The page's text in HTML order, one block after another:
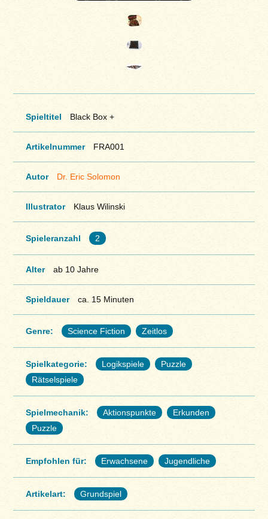
Spieltitel Black Box +
Artikelnummer FRA001
Autor Dr. Eric Solomon
Illustrator Klaus Wilinski
Spieleranzahl 2
Alter ab 10 Jahre
Spieldauer ca. 15 Minuten
Genre: Science Fiction Zeitlos
Spielkategorie: Logikspiele
Puzzle
Rätselspiele
Spielmechanik: Aktionspunkte
Erkunden
Puzzle
Empfohlen für: Erwachsene Jugendliche
Artikelart: Grundspiel